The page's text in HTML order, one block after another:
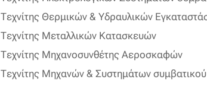
Τεχνίτης Θερμικών & Υδραυλικών
Τεχνίτης Μεταλλικών Κατασκευών
Τεχνίτης Μηχανοσυνθέτης Αεροσκαφών
Τεχνίτης Μηχανών & Συστημάτων συμβατικού